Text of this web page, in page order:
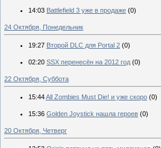
14:03 Battlefield 3 уже в продаже (0)
24 Октября, Понедельник
19:27 Второй DLC для Portal 2 (0)
02:20 SSX перенесён на 2012 год (0)
22 Октября, Суббота
15:44All Zombies Must Die! и уже скоро (0)
15:36 Golden Joystick нашла героев (0)
20 Октября, Четверг